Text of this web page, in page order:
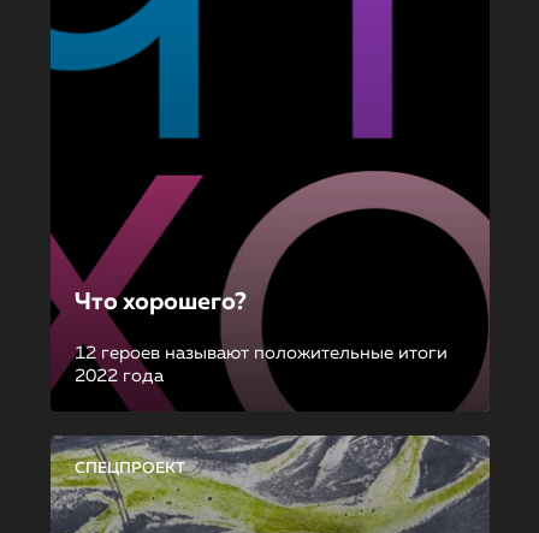
Что хорошего?
12 героев называют положительные итоги
2022 года
СПЕЦПРОЕКТ